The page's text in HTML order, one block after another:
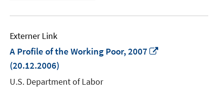
Externer Link
A Profile of the Working Poor, 2007
(20.12.2006)
U.S. Department of Labor